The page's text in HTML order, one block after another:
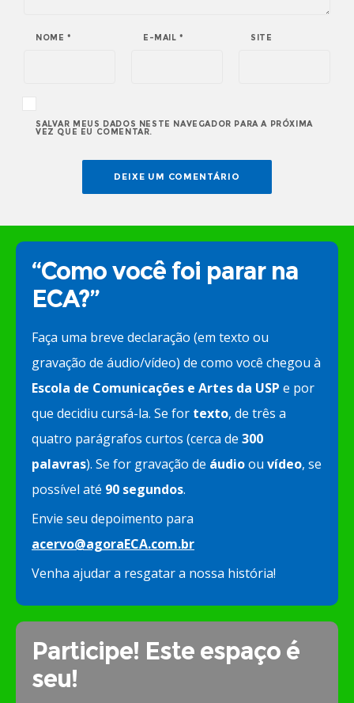
NOME * E-MAIL* SITE
SALVAR MEUS DADOS NESTE NAVEGADOR PARA A PRÓXIMA
VEZ QUE EU COMENTAR.
“Como você foi parar na
ECA?”
Faça uma breve declaração (em texto ou
gravação de áudio/vídeo) de como você chegou à
Escola de Comunicações e Artes da USP e por
que decidiu cursá-la. Se for texto, de três a
quatro parágrafos curtos (cerca de 300
palavras). Se for gravação de áudioou vídeo, se
possível até 90 segundos.
Envie seu depoimento para
acervo@agoraECA.com.br
Venha ajudar a resgatar a nossa história!
Participe! Este espaço é
seu!